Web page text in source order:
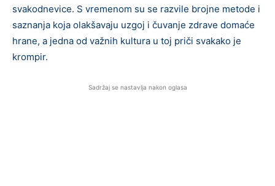
svakodnevice. S vremenom su se razvile brojne metode i
saznanja koja olakšavaju uzgoj i čuvanje zdrave domaće
hrane, a jedna od važnih kultura u toj priči svakako je
krompir.
Sadržaj se nastavlja nakon oglasa